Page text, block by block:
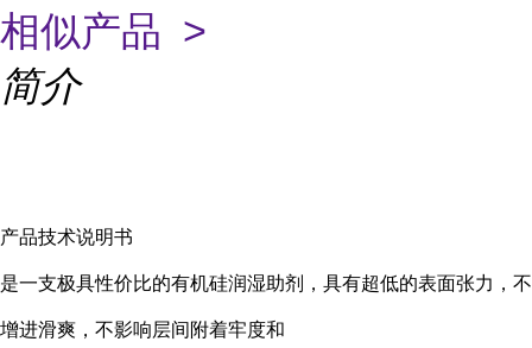
相似产品 >
简介
产品技术说明书
是一支极具性价比的有机硅润湿助剂，具有超低的表面张力，不
增进滑爽，不影响层间附着牢度和